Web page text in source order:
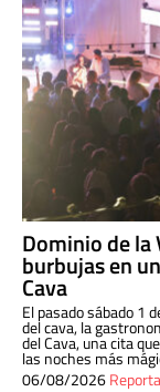
Dominio de la
burbujas en
Cava
El pasado sábado 1
del cava, la
del Cava, una cita
las noches más
06/08/2026